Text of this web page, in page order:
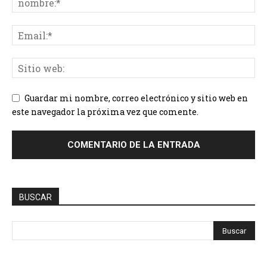
Guardar mi nombre, correo electrónico y sitio web en
este navegador la próxima vez que comente.
BUSCAR